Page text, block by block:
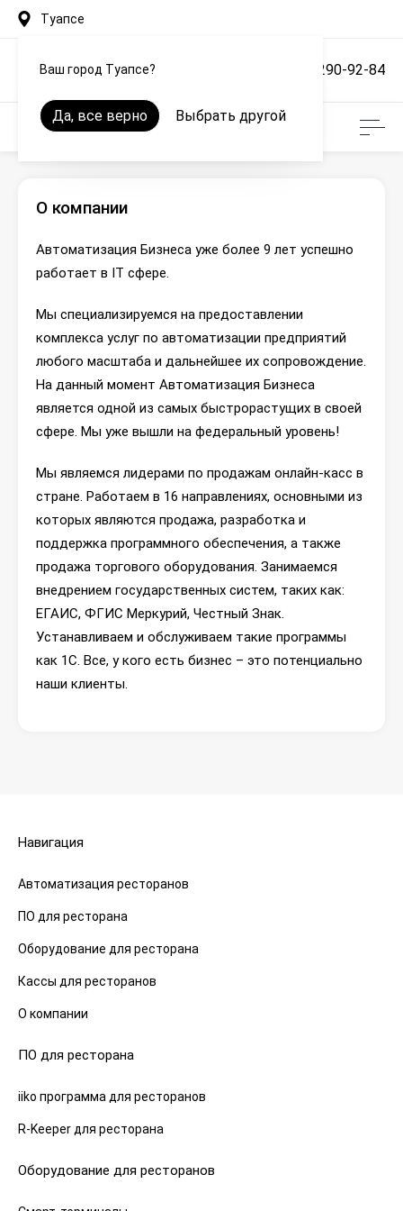
Туапсе
Ваш город Туапсе?
Да, все верно Выбрать другой
+7 (861) 290-92-84
О компании
Автоматизация Бизнеса уже более 9 лет успешно
работает в IT сфере.
Мы специализируемся на предоставлении
комплекса услуг по автоматизации предприятий
любого масштаба и дальнейшее их сопровождение.
На данный момент Автоматизация Бизнеса
является одной из самых быстрорастущих в своей
сфере. Мы уже вышли на федеральный уровень!
Мы являемся лидерами по продажам онлайн-касс в
стране. Работаем в 16 направлениях, основными из
которых являются продажа, разработка и
поддержка программного обеспечения, а также
продажа торгового оборудования. Занимаемся
внедрением государственных систем, таких как:
ЕГАИС, ФГИС Меркурий, Честный Знак.
Устанавливаем и обслуживаем такие программы
как 1С. Все, у кого есть бизнес – это потенциально
наши клиенты.
Навигация
Автоматизация ресторанов
ПО для ресторана
Оборудование для ресторана
Кассы для ресторанов
О компании
ПО для ресторана
iiko программа для ресторанов
R-Keeper для ресторана
Оборудование для ресторанов